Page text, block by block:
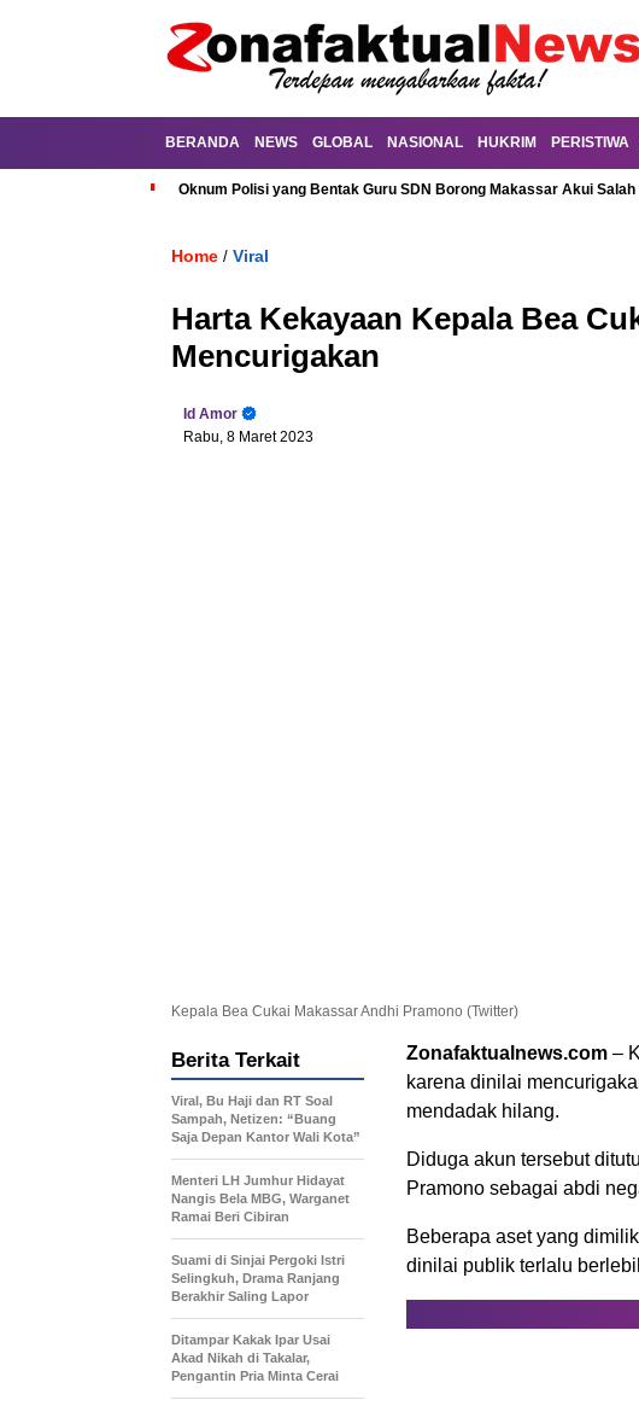
BERANDA NEWS GLOBAL NASIONAL HUKRIM PERISTIWA
Oknum Polisi yang Bentak Guru SDN Borong Makassar Akui Salah
Home / Viral
Harta Kekayaan Kepala Bea
Mencurigakan
Id Amor
Rabu, 8 Maret 2023
Kepala Bea Cukai Makassar Andhi Pramono (Twitter)
Zonafaktualnews.com –
karena dinilai
mendadak hilang.
Diduga akun tersebut
Pramono sebagai abdi
Beberapa aset yang
dinilai publik terlalu
Berita Terkait
Viral, Bu Haji dan RT Soal
Sampah, Netizen: “Buang
Saja Depan Kantor Wali Kota”
Menteri LH Jumhur Hidayat
Nangis Bela MBG, Warganet
Ramai Beri Cibiran
Suami di Sinjai Pergoki Istri
Selingkuh, Drama Ranjang
Berakhir Saling Lapor
Ditampar Kakak Ipar Usai
Akad Nikah di Takalar,
Pengantin Pria Minta Cerai